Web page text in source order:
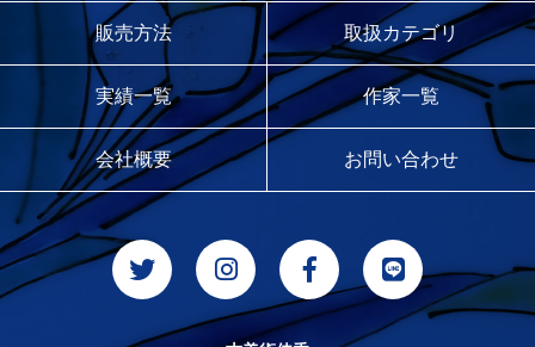
販売方法 取扱カテゴリ
実績一覧 作家一覧
会社概要 お問い合わせ